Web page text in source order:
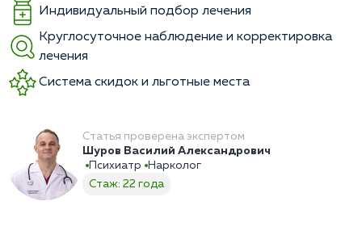
Индивидуальный подбор лечения
Круглосуточное наблюдение и корректировка
лечения
Система скидок и льготные места
Статья проверена экспертом
Шуров Василий Александрович
Психиатр
Нарколог
Стаж: 22 года